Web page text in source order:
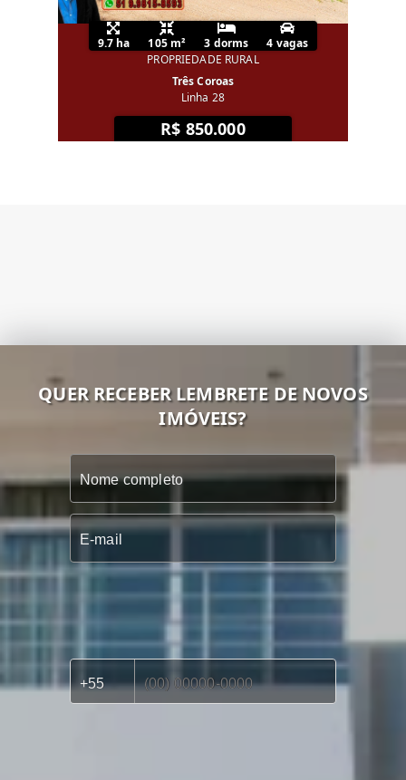
9.7 ha 105 m² 3 dorms
4 vagas
PROPRIEDADE RURAL
Três Coroas
Linha 28
R$ 850.000
QUER RECEBER LEMBRETE DE NOVOS
IMÓVEIS?